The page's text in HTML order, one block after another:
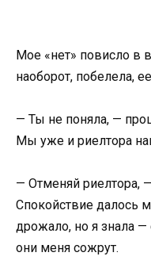
Мое «нет» повисло в
наоборот, побелела,
— Ты не поняла, —
Мы уже и риелтора
— Отменяй риелтора,
Спокойствие далось
дрожало, но я знала —
они меня сожрут.